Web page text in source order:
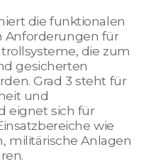
die funktionalen
Anforderungen für
die zum
gesicherten
Grad 3 steht für
und
eignet sich für
wie
militärische Anlagen